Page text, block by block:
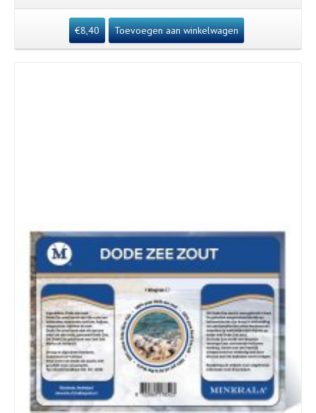
€8,40 Toevoegen aan winkelwagen